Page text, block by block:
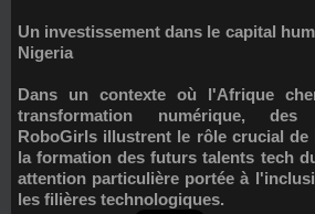
Un investissement dans le capital
Nigeria
Dans un contexte où l'Afrique
transformation numérique, des
RoboGirls illustrent le rôle crucial de
la formation des futurs talents tech
attention particulière portée à
les filières technologiques.